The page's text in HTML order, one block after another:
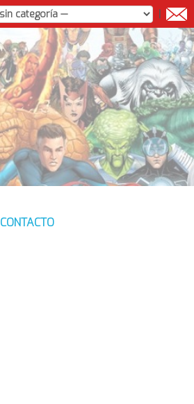
|
CONTACTO